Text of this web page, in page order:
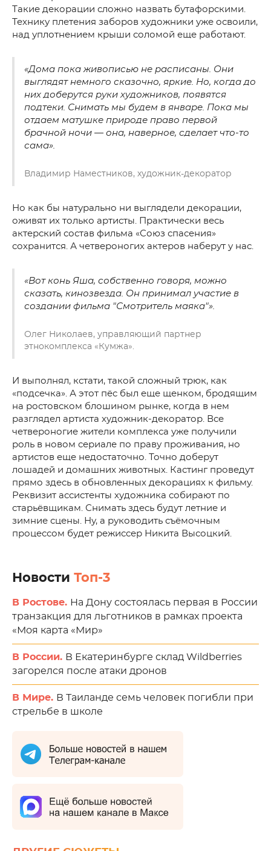
Такие декорации сложно назвать бутафорскими.
Технику плетения заборов художники уже освоили,
над уплотнением крыши соломой еще работают.
«Дома пока живописью не расписаны. Они
выглядят немного сказочно, яркие. Но, когда до
них доберутся руки художников, появятся
подтеки. Снимать мы будем в январе. Пока мы
отдаем матушке природе право первой
брачной ночи — она, наверное, сделает что-то
сама».
Владимир Наместников, художник-декоратор
Но как бы натурально ни выглядели декорации,
оживят их только артисты. Практически весь
актерский состав фильма «Союз спасения»
сохранится. А четвероногих актеров наберут у нас.
«Вот конь Яша, собственно говоря, можно
сказать, кинозвезда. Он принимал участие в
создании фильма "Смотритель маяка"».
Олег Николаев, управляющий партнер
этнокомплекса «Кумжа».
И выполнял, кстати, такой сложный трюк, как
«подсечка». А этот пёс был еще щенком, бродящим
на ростовском блошином рынке, когда в нем
разглядел артиста художник-декоратор. Все
четвероногие жители комплекса уже получили
роль в новом сериале по праву проживания, но
артистов еще недостаточно. Точно доберут
лошадей и домашних животных. Кастинг проведут
прямо здесь в обновленных декорациях к фильму.
Реквизит ассистенты художника собирают по
старьёвщикам. Снимать здесь будут летние и
зимние сцены. Ну, а руководить съёмочным
процессом будет режиссер Никита Высоцкий.
Новости Топ-3
В Ростове. На Дону состоялась первая в России
транзакция для льготников в рамках проекта
«Моя карта «Мир»
В России. В Екатеринбурге склад Wildberries
загорелся после атаки дронов
В Мире. В Таиланде семь человек погибли при
стрельбе в школе